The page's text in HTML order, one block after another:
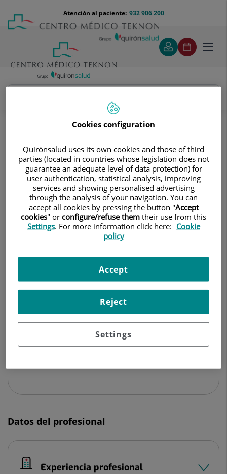
contenido
Menú
teléfono
cabecera
932 906 200
Atención al paciente:
Asuncion Torrents Fernández
AsuncionTorrents Fernández
FACULTATIVO ESPECIALISTA CARDIOLOGÍA
CARDIOLOGÍA
Pedir cita
Centro Médico Teknon
C/ Vilana, 12
Datos del profesional
Experiencia profesional
Cookies configuration
Quirónsalud uses its own cookies and those of third
parties (located in countries whose legislation does not
guarantee an adequate level of data protection) for
user authentication, statistical analysis, improving
services and showing personalised advertising
through the analysis of your navigation. You can
accept all cookies by pressing the button "Accept
cookies" or configure/refuse them their use from this
Settings. For more information click here: Cookie
policy
Settings
Reject
Accept